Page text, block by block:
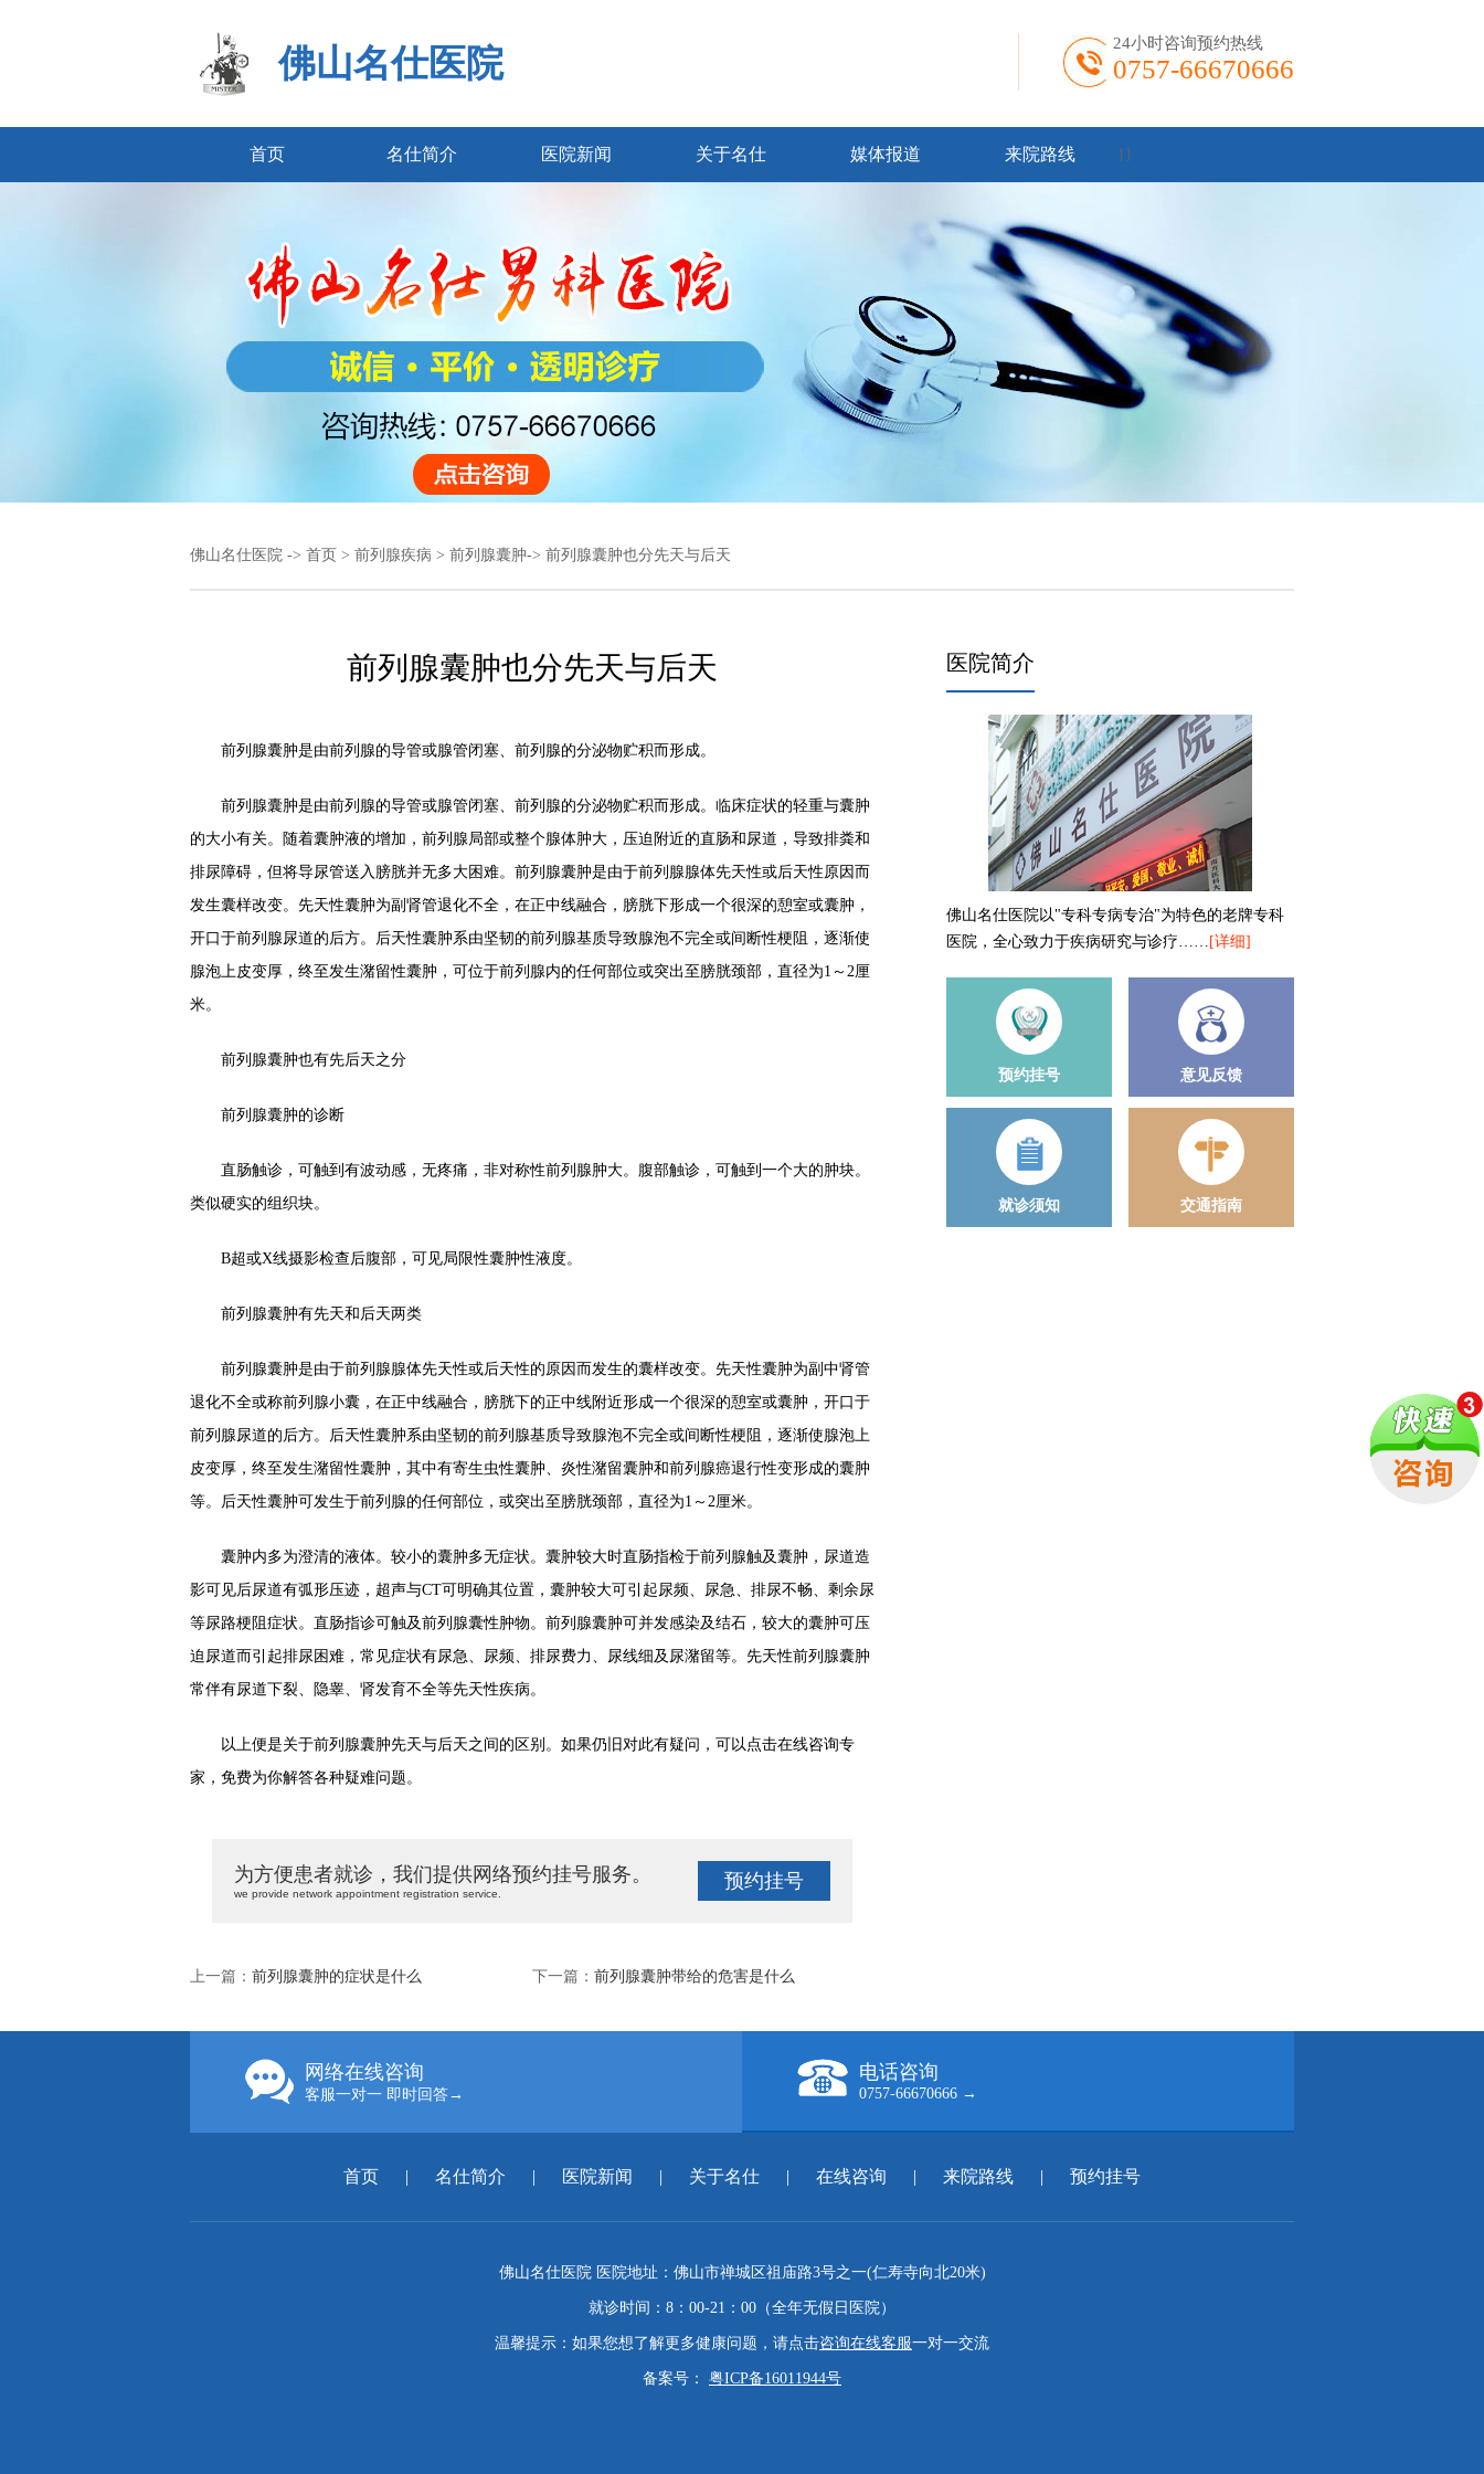
佛山名仕医院 24小时咨询预约热线
0757-66670666
首页 名仕简介 医院新闻 关于名仕 } }
媒体报道 来院路线
佛山名仕医院 -> 首页 > 前列腺疾病 > 前列腺囊肿-> 前列腺囊肿也分先天与后天
前列腺囊肿也分先天与后天
前列腺囊肿是由前列腺的导管或腺管闭塞、前列腺的分泌物贮积而形成。
前列腺囊肿是由前列腺的导管或腺管闭塞、前列腺的分泌物贮积而形成。临床症状的轻重与囊肿
的大小有关。随着囊肿液的增加，前列腺局部或整个腺体肿大，压迫附近的直肠和尿道，导致排粪和
排尿障碍，但将导尿管送入膀胱并无多大困难。前列腺囊肿是由于前列腺腺体先天性或后天性原因而
发生囊样改变。先天性囊肿为副肾管退化不全，在正中线融合，膀胱下形成一个很深的憩室或囊肿，
开口于前列腺尿道的后方。后天性囊肿系由坚韧的前列腺基质导致腺泡不完全或间断性梗阻，逐渐使
腺泡上皮变厚，终至发生潴留性囊肿，可位于前列腺内的任何部位或突出至膀胱颈部，直径为1～2厘
米。
前列腺囊肿也有先后天之分
前列腺囊肿的诊断
直肠触诊，可触到有波动感，无疼痛，非对称性前列腺肿大。腹部触诊，可触到一个大的肿块。
类似硬实的组织块。
B超或X线摄影检查后腹部，可见局限性囊肿性液度。
前列腺囊肿有先天和后天两类
前列腺囊肿是由于前列腺腺体先天性或后天性的原因而发生的囊样改变。先天性囊肿为副中肾管
退化不全或称前列腺小囊，在正中线融合，膀胱下的正中线附近形成一个很深的憩室或囊肿，开口于
前列腺尿道的后方。后天性囊肿系由坚韧的前列腺基质导致腺泡不完全或间断性梗阻，逐渐使腺泡上
皮变厚，终至发生潴留性囊肿，其中有寄生虫性囊肿、炎性潴留囊肿和前列腺癌退行性变形成的囊肿
等。后天性囊肿可发生于前列腺的任何部位，或突出至膀胱颈部，直径为1～2厘米。
囊肿内多为澄清的液体。较小的囊肿多无症状。囊肿较大时直肠指检于前列腺触及囊肿，尿道造
影可见后尿道有弧形压迹，超声与CT可明确其位置，囊肿较大可引起尿频、尿急、排尿不畅、剩余尿
等尿路梗阻症状。直肠指诊可触及前列腺囊性肿物。前列腺囊肿可并发感染及结石，较大的囊肿可压
迫尿道而引起排尿困难，常见症状有尿急、尿频、排尿费力、尿线细及尿潴留等。先天性前列腺囊肿
常伴有尿道下裂、隐睾、肾发育不全等先天性疾病。
以上便是关于前列腺囊肿先天与后天之间的区别。如果仍旧对此有疑问，可以点击在线咨询专
家，免费为你解答各种疑难问题。
为方便患者就诊，我们提供网络预约挂号服务。
we provide network appointment registration service.
预约挂号
上一篇： 前列腺囊肿的症状是什么 下一篇： 前列腺囊肿带给的危害是什么
医院简介
佛山名仕医院以"专科专病专治"为特色的老牌专科
医院，全心致力于疾病研究与诊疗…… [详细]
预约挂号 意见反馈
就诊须知 交通指南
网络在线咨询
客服一对一 即时回答→
电话咨询
0757-66670666 →
首页 | 名仕简介 | 医院新闻 | 关于名仕 | 在线咨询 | 来院路线 | 预约挂号
佛山名仕医院 医院地址：佛山市禅城区祖庙路3号之一(仁寿寺向北20米)
就诊时间：8：00-21：00（全年无假日医院）
温馨提示：如果您想了解更多健康问题，请点击咨询在线客服一对一交流
备案号： 粤ICP备16011944号